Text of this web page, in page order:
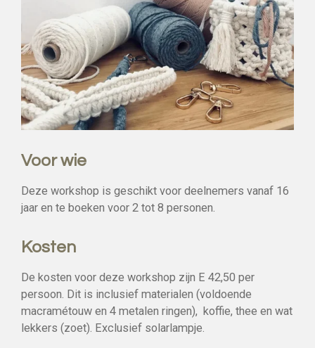
Voor wie
Deze workshop is geschikt voor deelnemers vanaf 16
jaar en te boeken voor 2 tot 8 personen.
Kosten
De kosten voor deze workshop zijn E 42,50 per
persoon. Dit is inclusief materialen (voldoende
macramétouw en 4 metalen ringen), koffie, thee en wat
lekkers (zoet). Exclusief solarlampje.